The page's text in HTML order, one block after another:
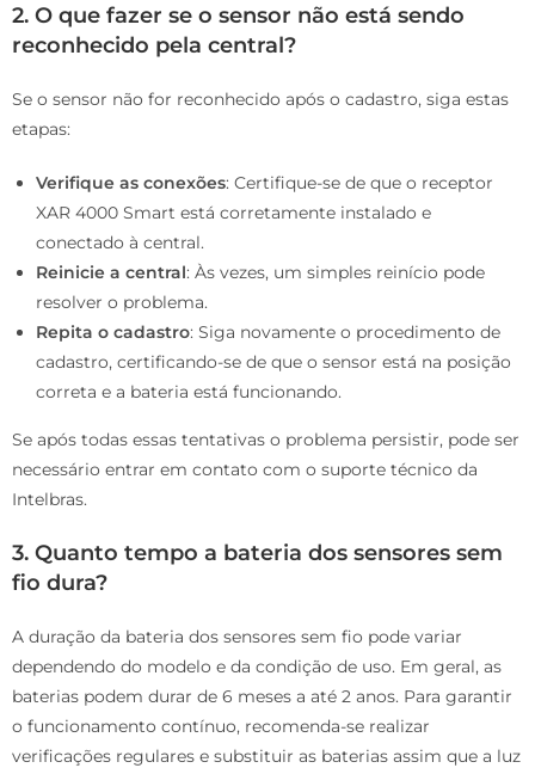
2. O que fazer se o sensor não está sendo
reconhecido pela central?
Se o sensor não for reconhecido após o cadastro, siga estas
etapas:
Verifique as conexões: Certifique-se de que o receptor
XAR 4000 Smart está corretamente instalado e
conectado à central.
Reinicie a central: Às vezes, um simples reinício pode
resolver o problema.
Repita o cadastro: Siga novamente o procedimento de
cadastro, certificando-se de que o sensor está na posição
correta e a bateria está funcionando.
Se após todas essas tentativas o problema persistir, pode ser
necessário entrar em contato com o suporte técnico da
Intelbras.
3. Quanto tempo a bateria dos sensores sem
fio dura?
A duração da bateria dos sensores sem fio pode variar
dependendo do modelo e da condição de uso. Em geral, as
baterias podem durar de 6 meses a até 2 anos. Para garantir
o funcionamento contínuo, recomenda-se realizar
verificações regulares e substituir as baterias assim que a luz